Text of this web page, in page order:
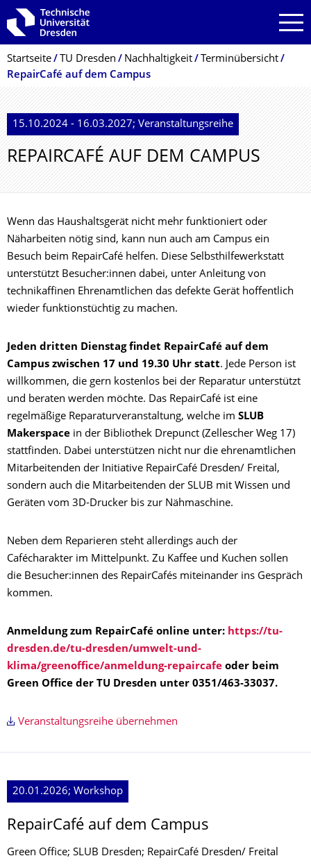
Zur Hauptnavigation springen
Zur Suche springen
Zum Inhalt springen
Breadcrumb-Menü
Startseite TU Dresden Nachhaltigkeit
Terminübersicht
RepairCafé auf dem Campus
15.10.2024 - 16.03.2027; Veranstaltungsreihe
REPAIRCAFÉ AUF DEM CAMPUS
Wenn das Haushaltsgerät nicht mehr funktioniert oder
Näharbeiten nötig sind, kann nun auch am Campus ein
Besuch beim RepairCafé helfen. Diese Selbsthilfewerkstatt
unterstützt Besucher:innen dabei, unter Anleitung von
technikaffinen Ehrenamtlichen das defekte Gerät hoffentlich
wieder funktionstüchtig zu machen.
Jeden dritten Dienstag findet RepairCafé auf dem
Campus zwischen 17 und 19.30 Uhr statt. Jede Person ist
willkommen, die gern kostenlos bei der Reparatur unterstützt
und beraten werden möchte. Das RepairCafé ist eine
regelmäßige Reparaturveranstaltung, welche im SLUB
Makerspace in der Bibliothek Drepunct (Zellescher Weg 17)
stattfinden. Dabei unterstützen nicht nur die ehrenamtlichen
Mitarbeitenden der Initiative RepairCafé Dresden/ Freital,
sondern auch die Mitarbeitenden der SLUB mit Wissen und
Geräten vom 3D-Drucker bis zur Nähmaschine.
Neben dem Reparieren steht allerdings auch der
Cafécharakter im Mittelpunkt. Zu Kaffee und Kuchen sollen
die Besucher:innen des RepairCafés miteinander ins Gespräch
kommen.
Anmeldung zum RepairCafé online unter: https://tu-
dresden.de/tu-dresden/umwelt-und-
klima/greenoffice/anmeldung-repaircafe oder beim
Green Office der TU Dresden unter 0351/463-33037.
Veranstaltungsreihe übernehmen
20.01.2026; Workshop
RepairCafé auf dem Campus
Green Office; SLUB Dresden; RepairCafé Dresden/ Freital